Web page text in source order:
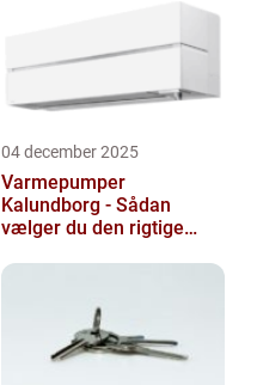
04 december 2025
Varmepumper
Kalundborg - Sådan
vælger du den rigtige